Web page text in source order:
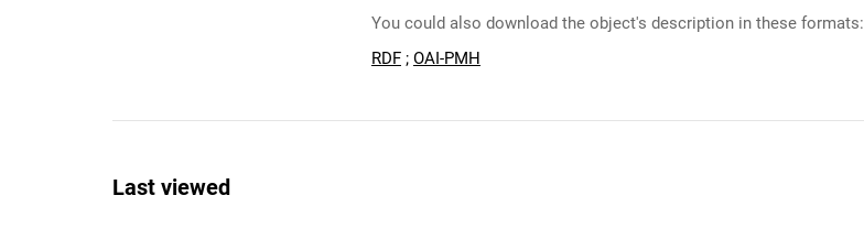
You could also download the object's description in these formats:
RDF ; OAI-PMH
Last viewed